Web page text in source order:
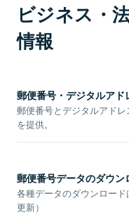
ビジネス・
情報
郵便番号・デジタルアド
郵便番号とデジタルアド
を提供。
郵便番号データのダウン
各種データのダウンロー
更新）